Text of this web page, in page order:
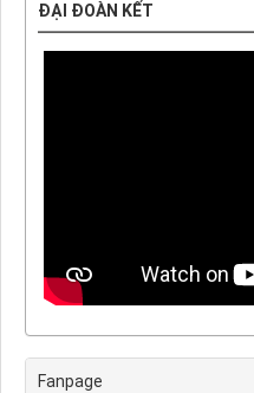
ĐẠI ĐOÀN KẾT
Fanpage